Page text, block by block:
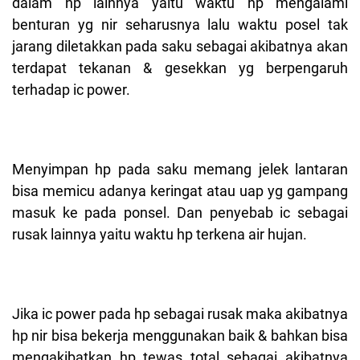
benturan yg nir seharusnya lalu waktu posel tak
jarang diletakkan pada saku sebagai akibatnya akan
terdapat tekanan & gesekkan yg berpengaruh
terhadap ic power.
Menyimpan hp pada saku memang jelek lantaran
bisa memicu adanya keringat atau uap yg gampang
masuk ke pada ponsel. Dan penyebab ic sebagai
rusak lainnya yaitu waktu hp terkena air hujan.
Jika ic power pada hp sebagai rusak maka akibatnya
hp nir bisa bekerja menggunakan baik & bahkan bisa